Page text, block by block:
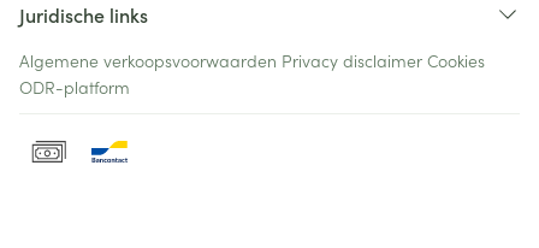
Juridische links
Algemene verkoopsvoorwaarden Privacy disclaimer Cookies
ODR-platform